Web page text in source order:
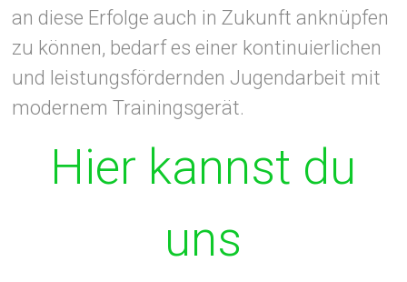
an diese Erfolge auch in Zukunft anknüpfen
zu können, bedarf es einer kontinuierlichen
und leistungsfördernden Jugendarbeit mit
modernem Trainingsgerät.
Hier kannst du
uns